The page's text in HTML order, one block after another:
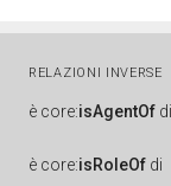
RELAZIONI INVERSE
è core:isAgentOf di
è core:isRoleOf di